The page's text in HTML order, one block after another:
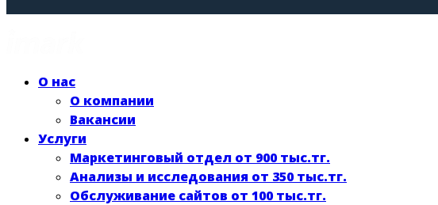
О нас
О компании
Вакансии
Услуги
Маркетинговый отдел от 900 тыс.тг.
Анализы и исследования от 350 тыс.тг.
Обслуживание сайтов от 100 тыс.тг.